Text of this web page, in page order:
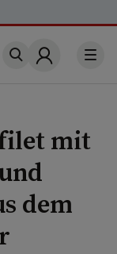
Account
mit
dem